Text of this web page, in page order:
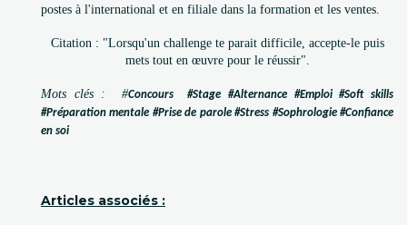
postes à l'international et en filiale dans la formation et les ventes.
Citation : "Lorsqu'un challenge te parait difficile, accepte-le puis
mets tout en œuvre pour le réussir".
Mots clés : #Concours #Stage #Alternance #Emploi #Soft skills
#Préparation mentale #Prise de parole #Stress #Sophrologie #Confiance
en soi
Articles associés :